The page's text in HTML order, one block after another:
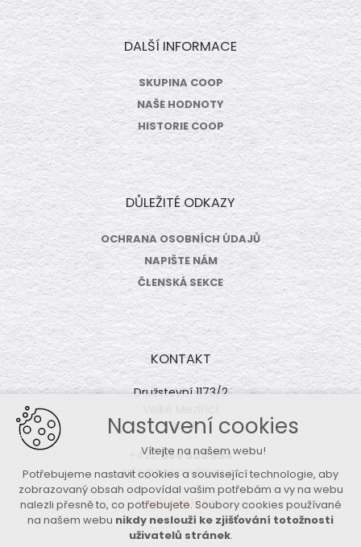
DALŠÍ INFORMACE
SKUPINA COOP
NAŠE HODNOTY
HISTORIE COOP
DŮLEŽITÉ ODKAZY
OCHRANA OSOBNÍCH ÚDAJŮ
NAPIŠTE NÁM
ČLENSKÁ SEKCE
KONTAKT
Družstevní 1173/2
594 01
+420566 503 854
info@coopvelmez.cz
DALŠÍ KONTAKTY
Nastavení cookies
Vítejte na našem webu!
Potřebujeme nastavit cookies a související technologie, aby
zobrazovaný obsah odpovídal vašim potřebám a vy na webu
nalezli přesně to, co potřebujete. Soubory cookies používané
na našem webu nikdy neslouží ke zjišťování totožnosti
uživatelů stránek.